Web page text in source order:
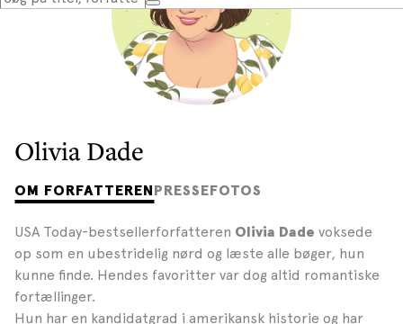
Olivia Dade
OM FORFATTERENPRESSEFOTOS
USA Today-bestsellerforfatteren Olivia Dade voksede
op som en ubestridelig nørd og læste alle bøger, hun
kunne finde. Hendes favoritter var dog altid romantiske
fortællinger.
Hun har en kandidatgrad i amerikansk historie og har